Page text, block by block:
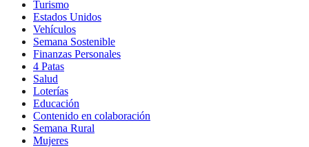
Turismo
Estados Unidos
Vehículos
Semana Sostenible
Finanzas Personales
4 Patas
Salud
Loterías
Educación
Contenido en colaboración
Semana Rural
Mujeres